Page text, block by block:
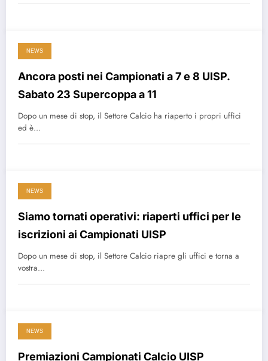
NEWS
Ancora posti nei Campionati a 7 e 8 UISP.
Sabato 23 Supercoppa a 11
Dopo un mese di stop, il Settore Calcio ha riaperto i propri uffici
ed è…
NEWS
Siamo tornati operativi: riaperti uffici per le
iscrizioni ai Campionati UISP
Dopo un mese di stop, il Settore Calcio riapre gli uffici e torna a
vostra…
NEWS
Premiazioni Campionati Calcio UISP